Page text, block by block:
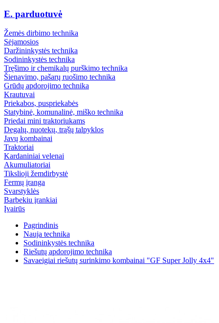
E. parduotuvė
Žemės dirbimo technika
Sėjamosios
Daržininkystės technika
Sodininkystės technika
Tręšimo ir chemikalų purškimo technika
Šienavimo, pašarų ruošimo technika
Grūdų apdorojimo technika
Krautuvai
Priekabos, puspriekabės
Statybinė, komunalinė, miško technika
Priedai mini traktoriukams
Degalų, nuotekų, trąšų talpyklos
Javų kombainai
Traktoriai
Kardaniniai velenai
Akumuliatoriai
Tikslioji žemdirbystė
Fermų įranga
Svarstyklės
Barbekiu įrankiai
Įvairūs
Pagrindinis
Nauja technika
Sodininkystės technika
Riešutų apdorojimo technika
Savaeigiai riešutų surinkimo kombainai "GF Super Jolly 4x4"